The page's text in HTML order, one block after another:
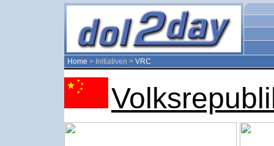
Home > Initiativen > VRC